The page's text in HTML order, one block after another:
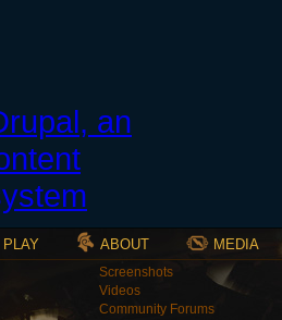
PLAY ABOUT MEDIA
Screenshots
Videos
Community Forums